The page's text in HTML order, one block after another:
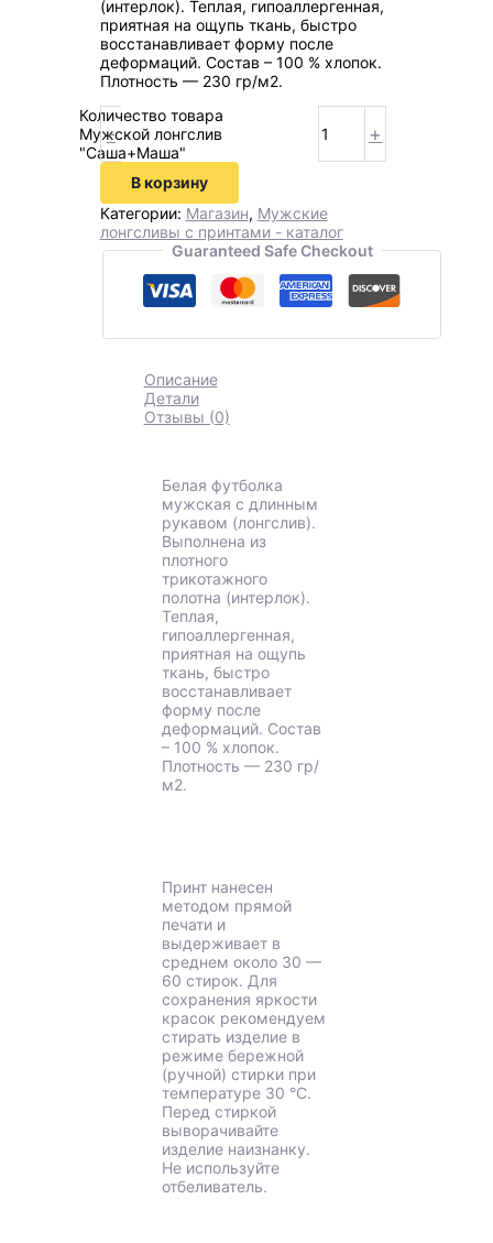
(интерлок). Теплая, гипоаллергенная,
приятная на ощупь ткань, быстро
восстанавливает форму после
деформаций. Состав – 100 % хлопок.
Плотность — 230 гр/м2.
-
Количество товара
Мужской лонгслив
"Саша+Маша"
+
В корзину
Категории: Магазин, Мужские
лонгсливы с принтами - каталог
Guaranteed Safe Checkout
Описание
Детали
Отзывы (0)
Белая футболка
мужская с длинным
рукавом (лонгслив).
Выполнена из
плотного
трикотажного
полотна (интерлок).
Теплая,
гипоаллергенная,
приятная на ощупь
ткань, быстро
восстанавливает
форму после
деформаций. Состав
– 100 % хлопок.
Плотность — 230 гр/
м2.
Принт нанесен
методом прямой
печати и
выдерживает в
среднем около 30 —
60 стирок. Для
сохранения яркости
красок рекомендуем
стирать изделие в
режиме бережной
(ручной) стирки при
температуре 30 °C.
Перед стиркой
выворачивайте
изделие наизнанку.
Не используйте
отбеливатель.